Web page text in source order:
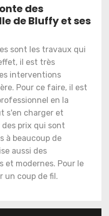
des
de Bluffy et ses
sont les travaux qui
il est très
interventions
Pour ce faire, il est
en la
s'en charger et
prix qui sont
à beaucoup de
aussi des
et modernes. Pour le
un coup de fil.